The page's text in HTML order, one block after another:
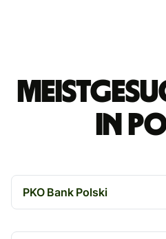
in
PKO Bank Polski